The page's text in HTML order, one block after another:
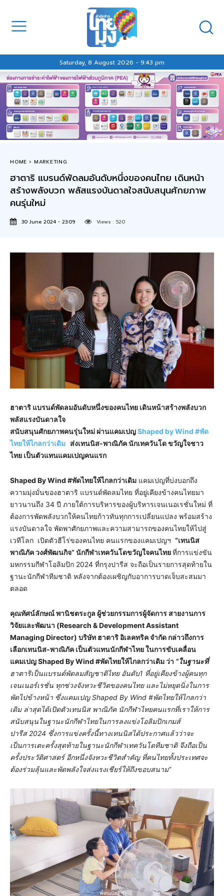
Saturday, 8 August 2026 - 9:43 pm
HOME MARKETING
ฮาตาริ แบรนด์พัดลมอันดับหนึ่งของคนไทย เดินหน้า
สร้างพลังบวก พลัสแรงบันดาลใจสนับสนุนศักยภาพ
คนรุ่นใหม่
30 June 2024 - 23:09 Views : 520
ฮาตาริ แบรนด์พัดลมอันดับหนึ่งของคนไทย เดินหน้าสร้างพลังบวก
พลัสแรงบันดาลใจ
สนับสนุนศักยภาพคนรุ่นใหม่ ผ่านแคมเปญShaped by Wind #พัด
ไทยให้ไกลกว่าเดิม ส่งเทนนิส-พาณิภัค นักเทควันโด ขวัญใจชาว
ไทย เป็นตัวแทนแคมเปญคนแรก
Shaped By Wind #พัดไทยให้ไกลกว่าเดิม แคมเปญที่บ่งบอกถึง
ความมุ่งมั่นของฮาตาริ แบรนด์พัดลมไทย ที่อยู่เคียงข้างคนไทยมา
ยาวนานถึง 34 ปี ภายใต้การบริหารของผู้บริหารเจนเนอเรชั่นใหม่ ที่
ต้องการพัดพลังบวกให้คนไทยก้าวทันทุกการเปลี่ยนแปลง พร้อมสร้าง
แรงบันดาลใจ พัดพาศักยภาพและความสามารถของคนไทยให้ไปสู่
เวทีโลก เปิดตัวฮีโร่ของคนไทย คนแรกของแคมเปญฯ “เทนนิส
พาณิภัค วงศ์พัฒนกิจ” นักกีฬาเทควันโดขวัญใจคนไทยที่การแข่งขัน
มหกรรมกีฬาโอลิมปิก 2024 ที่กรุงปารีส จะถือเป็นรายการสุดท้ายใน
ฐานะนักกีฬาทีมชาติ หลังจากต้องเผชิญกับอาการบาดเจ็บสะสมมา
ตลอด
คุณทัศน์ลักษณ์ พานิชตระกูล ผู้ช่วยกรรมการผู้จัดการ สายงานการ
วิจัยและพัฒนา (Research & Development Assistant
Managing Director) บริษัท ฮาตาริ อิเลคทริค จำกัด กล่าวถึงการ
เลือกเทนนิส-พาณิภัค เป็นตัวแทนนักกีฬาไทย ในการขับเคลื่อน
แคมเปญ Shaped By Wind #พัดไทยให้ไกลกว่าเดิมว่า “ในฐานะที่
ฮาตาริเป็นแบรนด์พัดลมสัญชาติไทย อันดับ1 ที่อยู่เคียงข้างผู้คนทุก
เจนเนอร์เรชั่น ทุกช่วงจังหวะชีวิตของคนไทย และไม่หยุดนิ่งในการ
พัดไปข้างหน้า ซึ่งแคมเปญ Shaped By Wind #พัดไทยให้ไกลกว่า
เดิม ล่าสุดได้เปิดตัวเทนนิส พาณิภัค นักกีฬาไทยคนแรกที่เราให้การ
สนับสนุนในฐานะนักกีฬาไทยในการลงแข่งโอลิมปิกเกมส์
ปารีส 2024 ซึ่งการแข่งครั้งนี้ทางเทนนิสได้ประกาศแล้วว่าจะ
เป็นการเตะครั้งสุดท้ายในฐานะนักกีฬาเทควันโดทีมชาติ จึงถือเป็น
ครั้งประวัติศาสตร์ อีกหนึ่งจังหวะชีวิตสำคัญ ที่คนไทยทั้งประเทศจะ
ต้องร่วมลุ้นและพัดพลังใจส่งแรงเชียร์ให้ถึงขอบสนาม”